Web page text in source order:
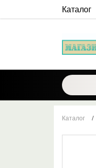
Каталог
Каталог /